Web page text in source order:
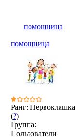
помощница
помощница
Ранг: Первоклашка
(?)
Группа:
Пользователи